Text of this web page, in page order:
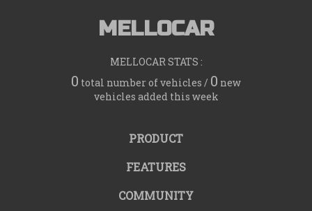
MELLOCAR
MELLOCAR STATS :
0 total number of vehicles / 0 new
vehicles added this week
PRODUCT
FEATURES
COMMUNITY